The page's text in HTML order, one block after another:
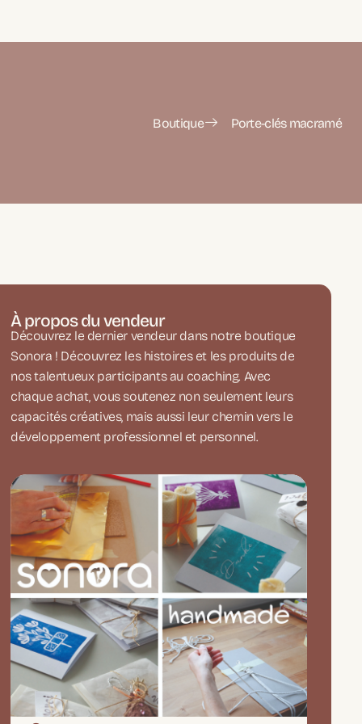
Boutique Porte-clés macramé
À propos du vendeur
Découvrez le dernier vendeur dans notre boutique
Sonora ! Découvrez les histoires et les produits de
nos talentueux participants au coaching. Avec
chaque achat, vous soutenez non seulement leurs
capacités créatives, mais aussi leur chemin vers le
développement professionnel et personnel.